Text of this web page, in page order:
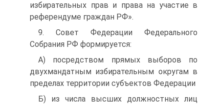
избирательных прав и права на участие в
референдуме граждан РФ».
9. Совет Федерации Федерального
Собрания РФ формируется:
А) посредством прямых выборов по
двухмандатным избирательным округам в
пределах территории субъектов Федерации
Б) из числа высших должностных лиц